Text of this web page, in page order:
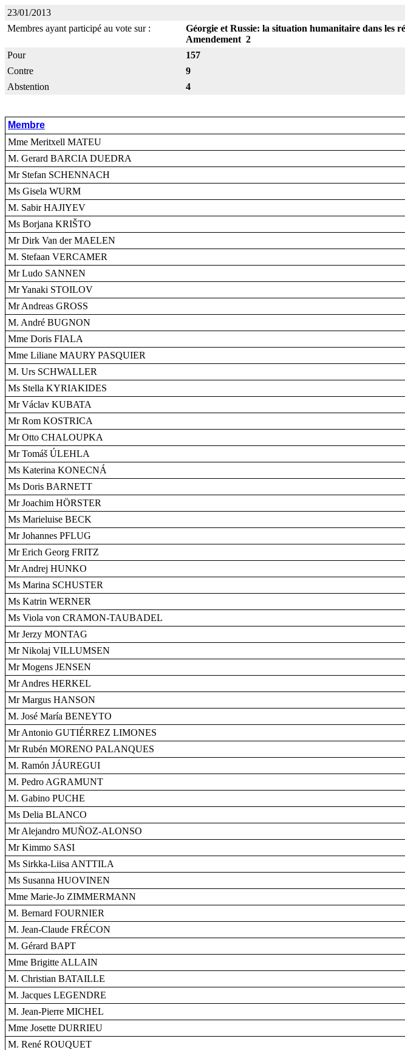
23/01/2013
Membres ayant participé au vote sur :
Géorgie et Russie: la situation humanitaire dans les
Amendement 2
Pour
157
Contre
9
Abstention
4
Membre
Mme Meritxell MATEU
M. Gerard BARCIA DUEDRA
Mr Stefan SCHENNACH
Ms Gisela WURM
M. Sabir HAJIYEV
Ms Borjana KRIŠTO
Mr Dirk Van der MAELEN
M. Stefaan VERCAMER
Mr Ludo SANNEN
Mr Yanaki STOILOV
Mr Andreas GROSS
M. André BUGNON
Mme Doris FIALA
Mme Liliane MAURY PASQUIER
M. Urs SCHWALLER
Ms Stella KYRIAKIDES
Mr Václav KUBATA
Mr Rom KOSTRICA
Mr Otto CHALOUPKA
Mr Tomáš ÚLEHLA
Ms Katerina KONECNÁ
Ms Doris BARNETT
Mr Joachim HÖRSTER
Ms Marieluise BECK
Mr Johannes PFLUG
Mr Erich Georg FRITZ
Mr Andrej HUNKO
Ms Marina SCHUSTER
Ms Katrin WERNER
Ms Viola von CRAMON-TAUBADEL
Mr Jerzy MONTAG
Mr Nikolaj VILLUMSEN
Mr Mogens JENSEN
Mr Andres HERKEL
Mr Margus HANSON
M. José María BENEYTO
Mr Antonio GUTIÉRREZ LIMONES
Mr Rubén MORENO PALANQUES
M. Ramón JÁUREGUI
M. Pedro AGRAMUNT
M. Gabino PUCHE
Ms Delia BLANCO
Mr Alejandro MUÑOZ-ALONSO
Mr Kimmo SASI
Ms Sirkka-Liisa ANTTILA
Ms Susanna HUOVINEN
Mme Marie-Jo ZIMMERMANN
M. Bernard FOURNIER
M. Jean-Claude FRÉCON
M. Gérard BAPT
Mme Brigitte ALLAIN
M. Christian BATAILLE
M. Jacques LEGENDRE
M. Jean-Pierre MICHEL
Mme Josette DURRIEU
M. René ROUQUET